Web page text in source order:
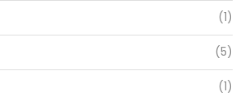
(1)
(5)
(1)